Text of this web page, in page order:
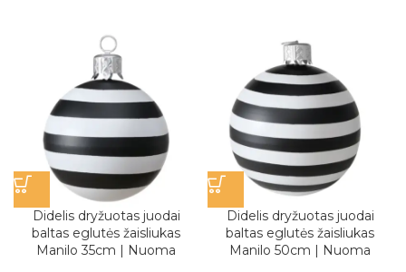
Didelis dryžuotas juodai
baltas eglutės žaisliukas
Manilo 35cm | Nuoma
Didelis dryžuotas juodai
baltas eglutės žaisliukas
Manilo 50cm | Nuoma